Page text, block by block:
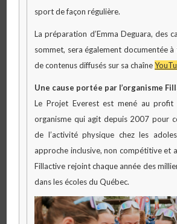
sport de façon régulière.
La préparation d’Emma Deguara, des
sommet, sera également documentée
de contenus diffusés sur sa chaîne
Une cause portée par l’organisme
Le Projet Everest est mené au profit
organisme qui agit depuis 2007 pour
de l’activité physique chez les
approche inclusive, non compétitive et
Fillactive rejoint chaque année des
dans les écoles du Québec.